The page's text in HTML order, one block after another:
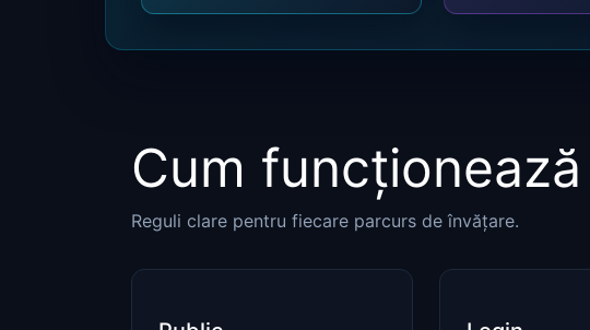
Cum
Reguli clare pentru fiecare parcurs de învățare.